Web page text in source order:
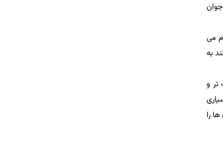
می
به
و
را